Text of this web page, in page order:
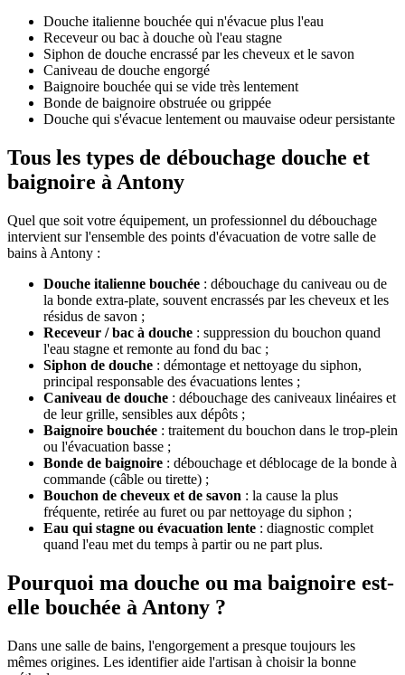
Douche italienne bouchée qui n'évacue plus l'eau
Receveur ou bac à douche où l'eau stagne
Siphon de douche encrassé par les cheveux et le savon
Caniveau de douche engorgé
Baignoire bouchée qui se vide très lentement
Bonde de baignoire obstruée ou grippée
Douche qui s'évacue lentement ou mauvaise odeur persistante
Tous les types de débouchage douche et
baignoire à Antony
Quel que soit votre équipement, un professionnel du débouchage
intervient sur l'ensemble des points d'évacuation de votre salle de
bains à Antony :
Douche italienne bouchée : débouchage du caniveau ou de
la bonde extra-plate, souvent encrassés par les cheveux et les
résidus de savon ;
Receveur / bac à douche : suppression du bouchon quand
l'eau stagne et remonte au fond du bac ;
Siphon de douche : démontage et nettoyage du siphon,
principal responsable des évacuations lentes ;
Caniveau de douche : débouchage des caniveaux linéaires et
de leur grille, sensibles aux dépôts ;
Baignoire bouchée : traitement du bouchon dans le trop-plein
ou l'évacuation basse ;
Bonde de baignoire : débouchage et déblocage de la bonde à
commande (câble ou tirette) ;
Bouchon de cheveux et de savon : la cause la plus
fréquente, retirée au furet ou par nettoyage du siphon ;
Eau qui stagne ou évacuation lente : diagnostic complet
quand l'eau met du temps à partir ou ne part plus.
Pourquoi ma douche ou ma baignoire est-
elle bouchée à Antony ?
Dans une salle de bains, l'engorgement a presque toujours les
mêmes origines. Les identifier aide l'artisan à choisir la bonne